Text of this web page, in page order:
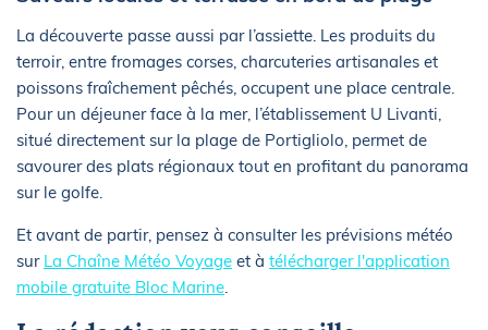
La découverte passe aussi par l’assiette. Les produits du
terroir, entre fromages corses, charcuteries artisanales et
poissons fraîchement pêchés, occupent une place centrale.
Pour un déjeuner face à la mer, l’établissement U Livanti,
situé directement sur la plage de Portigliolo, permet de
savourer des plats régionaux tout en profitant du panorama
sur le golfe.
Et avant de partir, pensez à consulter les prévisions météo
sur La Chaîne Météo Voyage et à télécharger l'application
mobile gratuite Bloc Marine.